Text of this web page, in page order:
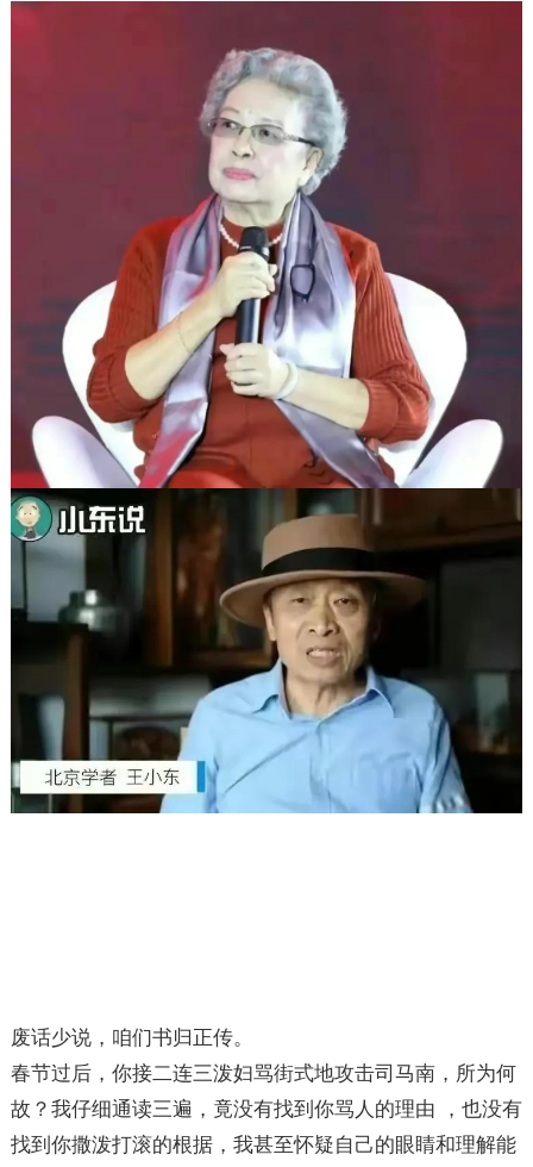
废话少说，咱们书归正传。
春节过后，你接二连三泼妇骂街式地攻击司马南，所为何
故？我仔细通读三遍，竟没有找到你骂人的理由 ，也没有
找到你撒泼打滚的根据，我甚至怀疑自己的眼睛和理解能